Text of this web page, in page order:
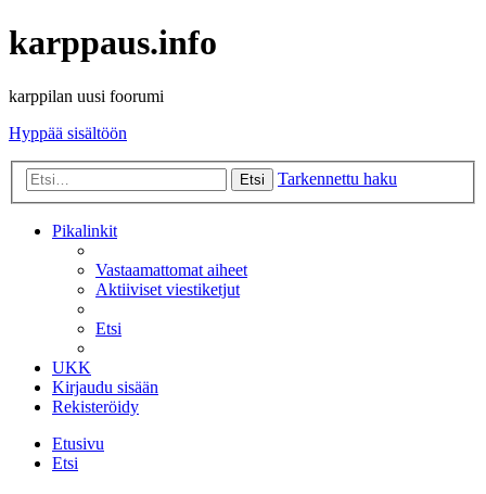
karppaus.info
karppilan uusi foorumi
Hyppää sisältöön
Etsi Tarkennettu haku
Pikalinkit
Vastaamattomat aiheet
Aktiiviset viestiketjut
Etsi
UKK
Kirjaudu sisään
Rekisteröidy
Etusivu
Etsi